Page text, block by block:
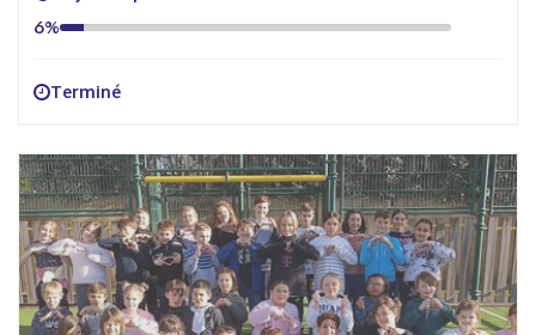
6%
Terminé